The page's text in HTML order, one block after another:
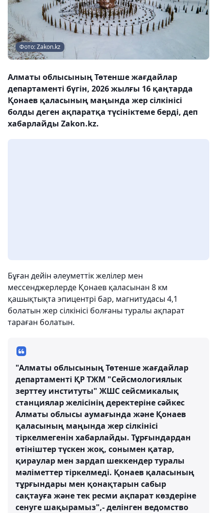
Фото: Zakon.kz
Алматы облысының Төтенше жағдайлар
департаменті бүгін, 2026 жылғы 16 қаңтарда
Қонаев қаласының маңында жер сілкінісі
болды деген ақпаратқа түсініктеме берді, деп
хабарлайды Zakon.kz.
Бұған дейін әлеуметтік желілер мен
мессенджерлерде Қонаев қаласынан 8 км
қашықтықта эпицентрі бар, магнитудасы 4,1
болатын жер сілкінісі болғаны туралы ақпарат
тараған болатын.
"Алматы облысының Төтенше жағдайлар
департаменті ҚР ТЖМ "Сейсмологиялык
зерттеу институты" ЖШС сейсмикалық
станциялар желісінің деректеріне сәйкес
Алматы облысы аумағында және Қонаев
қаласының маңында жер сілкінісі
тіркелмегенін хабарлайды. Тұрғындардан
өтініштер түскен жоқ, сонымен қатар,
қираулар мен зардап шеккендер туралы
мәліметтер тіркелмеді. Қонаев қаласының
тұрғындары мен қонақтарын сабыр
сақтауға және тек ресми ақпарат көздеріне
сенуге шақырамыз",- делінген ведомство